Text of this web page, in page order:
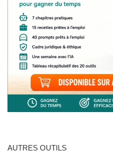
AUTRES OUTILS